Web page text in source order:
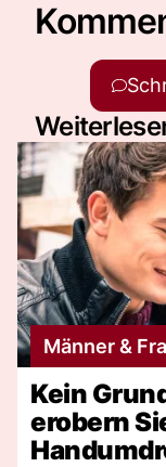
Männer &
Kein
erobern